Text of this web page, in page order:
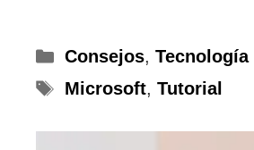
Categorías
Consejos, Tecnología
Etiquetas
Microsoft, Tutorial